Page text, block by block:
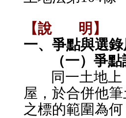
【說
明】
一、爭點與選
（一）爭
同一土地
屋，於合併他
之標的範圍為